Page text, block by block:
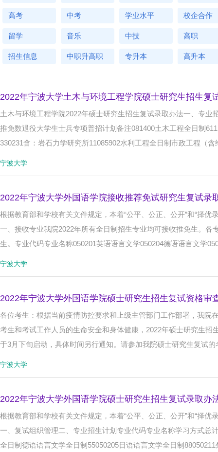
高考 中考 学业水平 校企合作
留学 音乐 中技 高职
招生信息 中职升高职 专升本 高升本
联系方式 微信公众号 硕士 博士
免学费 考试大纲 通知书 成绩查询
一年制 政审 复试 面试
填报志愿
考生须知 乘车指南 奖学金 复习大纲
征求志愿计
划
半工半读 短期 CET
会计 老年 MBA 学考
随迁子女 研究生 建造师 华侨
单招
在职 专项招生 留学 音乐
2022年宁波大学土木与环境工程学院硕士研究生招生复
土木与环境工程学院2022年硕士研究生招生复试录取办法一、专
推免数退役大学生士兵专项普招计划备注081400土木工程全日制
330231含：岩石力学研究所11085902水利工程全日制市政工程（含
宁波大学
2022年宁波大学外国语学院接收推荐免试研究生复试录
根据教育部和学校有关文件规定，本着“公平、公正、公开”和“择
一、接收专业我院2022年所有全日制招生专业均可接收推免生。各
生。专业代码专业名称050201英语语言文学050204德语语言文学
宁波大学
2022年宁波大学外国语学院硕士研究生招生复试资格审
各位考生：根据当前疫情防控要求和上级主管部门工作部署，我院
考生和考试工作人员的生命安全和身体健康，2022年硕士研究生
于3月下旬启动，具体时间另行通知。请参加我院硕士研究生复试
宁波大学
2022年宁波大学外国语学院硕士研究生招生复试录取办
根据教育部和学校有关文件规定，本着“公平、公正、公开”和“择
一、复试组织管理二、专业招生计划专业代码专业名称学习方式总
全日制德语语言文学全日制55050205日语语言文学全日制